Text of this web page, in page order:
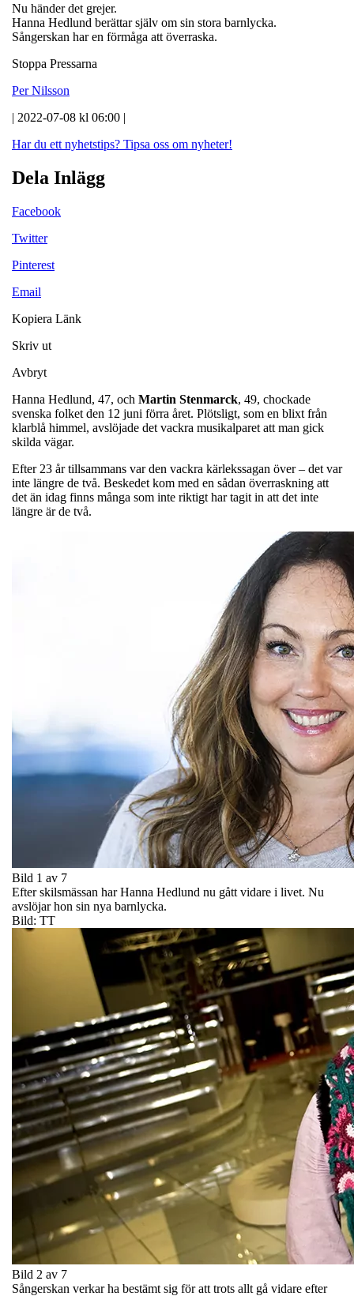
Nu händer det grejer.
Hanna Hedlund berättar själv om sin stora barnlycka.
Sångerskan har en förmåga att överraska.
Stoppa Pressarna
Per Nilsson
| 2022-07-08 kl 06:00 |
Har du ett nyhetstips? Tipsa oss om nyheter!
Dela Inlägg
Facebook
Twitter
Pinterest
Email
Kopiera Länk
Skriv ut
Avbryt
Hanna Hedlund, 47, och Martin Stenmarck, 49, chockade
svenska folket den 12 juni förra året. Plötsligt, som en blixt från
klarblå himmel, avslöjade det vackra musikalparet att man gick
skilda vägar.
Efter 23 år tillsammans var den vackra kärlekssagan över – det var
inte längre de två. Beskedet kom med en sådan överraskning att
det än idag finns många som inte riktigt har tagit in att det inte
längre är de två.
Bild 1 av 7
Efter skilsmässan har Hanna Hedlund nu gått vidare i livet. Nu
avslöjar hon sin nya barnlycka.
Bild: TT
Bild 2 av 7
Sångerskan verkar ha bestämt sig för att trots allt gå vidare efter